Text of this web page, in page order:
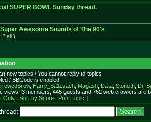
SUPER BOWL Sunday thread.
Awesome Sounds of The 90's
2 all)
new topics / You cannot reply to topics
/ BBCode is enabled
, Harry_Ba11sach, Magash, Data, Stoneth, Dr.
views. 3 members, 445 guests and 762 web crawlers are
Only| Sort by Score| Print Topic ]